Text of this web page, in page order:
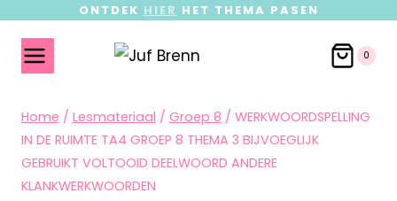
ONTDEK HIER HET THEMA PASEN
0
Home / Lesmateriaal / Groep 8 / WERKWOORDSPELLING
IN DE RUIMTE TA4 GROEP 8 THEMA 3 BIJVOEGLIJK
GEBRUIKT VOLTOOID DEELWOORD ANDERE
KLANKWERKWOORDEN